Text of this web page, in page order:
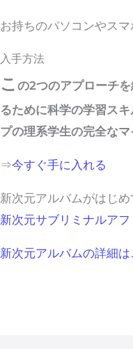
お持ちのパソコンやス
入手方法
こ の2つのアプローチ
るために科学の学習ス
プの理系学生の完全な
⇒今すぐ手に入れる
新次元アルバムがはじ
新次元サブリミナルア
新次元アルバムの詳細は